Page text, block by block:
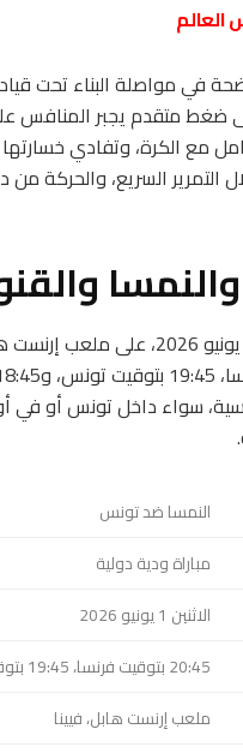
العالم
في مواصلة البناء تحت
متقدم يجبر المنافس
مع الكرة، وتفادي
السريع، والحركة
تقام مباراة النمسا وتونس يوم
سواء داخل تونس أو
النمسا ضد تونس
مباراة ودية دولية
الاثنين 1 يونيو 2026
20:45 بتوقيت فرنسا، 19:45 بتوقيت تونس
ملعب إرنست هابل، فيينا